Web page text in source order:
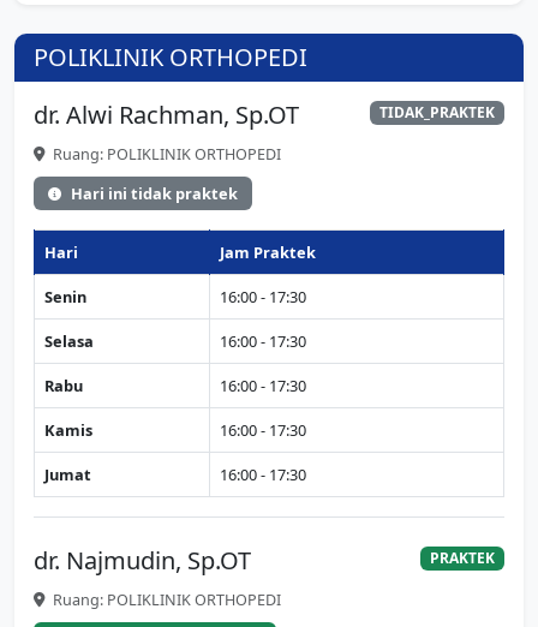
POLIKLINIK ORTHOPEDI
dr. Alwi Rachman, Sp.OT
TIDAK_PRAKTEK
Ruang: POLIKLINIK ORTHOPEDI
Hari ini tidak praktek
Hari Jam Praktek
Senin 16:00 - 17:30
Selasa 16:00 - 17:30
Rabu 16:00 - 17:30
Kamis 16:00 - 17:30
Jumat 16:00 - 17:30
dr. Najmudin, Sp.OT PRAKTEK
Ruang: POLIKLINIK ORTHOPEDI